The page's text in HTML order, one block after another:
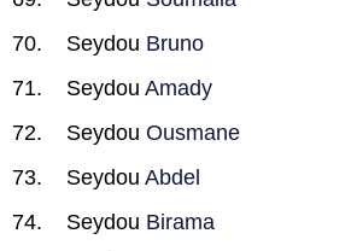
Seydou Bruno
Seydou Amady
Seydou Ousmane
Seydou Abdel
Seydou Birama